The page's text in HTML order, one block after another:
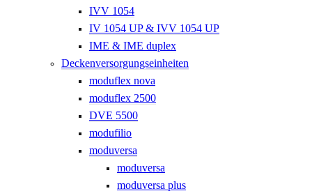
IVV 1054
IV 1054 UP & IVV 1054 UP
IME & IME duplex
Deckenversorgungseinheiten
moduflex nova
moduflex 2500
DVE 5500
modufilio
moduversa
moduversa
moduversa plus